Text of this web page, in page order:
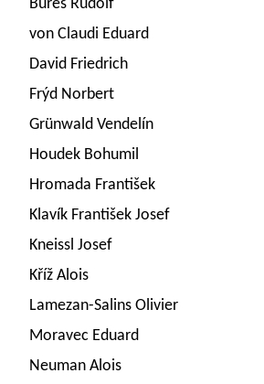
Bureš Rudolf
von Claudi Eduard
David Friedrich
Frýd Norbert
Grünwald Vendelín
Houdek Bohumil
Hromada František
Klavík František Josef
Kneissl Josef
Kříž Alois
Lamezan-Salins Olivier
Moravec Eduard
Neuman Alois